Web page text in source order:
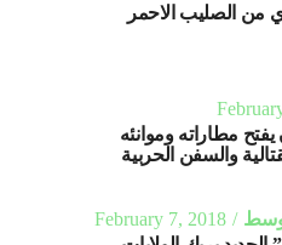
من الصليب الاحمر
يفتح مطاراته وموانئه
والسفن الحربية
يربك الولايات